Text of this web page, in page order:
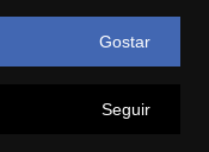
Gostar
Seguir